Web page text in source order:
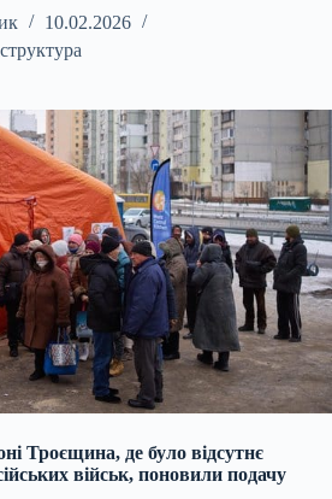
10.02.2026
Троєщина, де було відсутнє
військ, поновили подачу